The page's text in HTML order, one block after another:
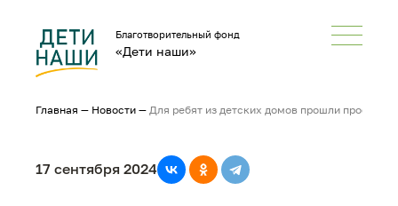
Благотворительный фонд
«Дети наши»
Главная — Новости — Для ребят из детских домов прошли
17 сентября 2024